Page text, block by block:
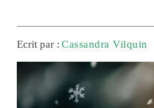
Ecrit par : Cassandra Vilquin